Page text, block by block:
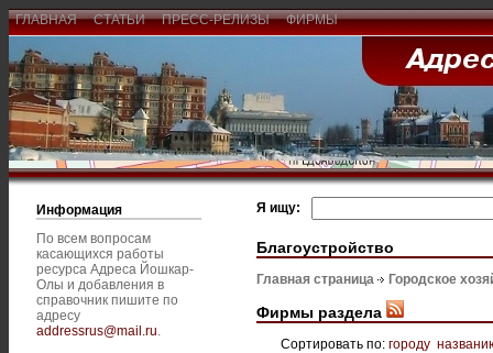
ГЛАВНАЯ СТАТЬИ ПРЕСС-РЕЛИЗЫ ФИРМЫ
Информация
По всем вопросам
касающихся работы
ресурса Адреса Йошкар-
Олы и добавления в
справочник пишите по
адресу
addressrus@mail.ru.
Я ищу:
Благоустройство
Главная страница Городское
Фирмы раздела
Сортировать по: городу